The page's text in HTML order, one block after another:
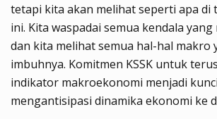
tetapi kita akan melihat seperti apa di
ini. Kita waspadai semua kendala
dan kita melihat semua hal-hal makro
imbuhnya. Komitmen KSSK untuk
indikator makroekonomi menjadi
mengantisipasi dinamika ekonomi ke